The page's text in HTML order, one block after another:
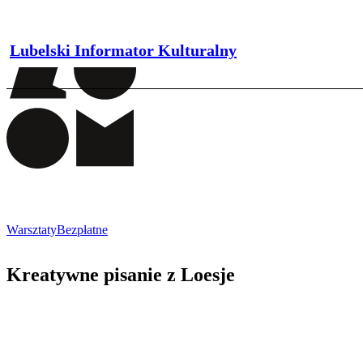
Lubelski Informator Kulturalny
WarsztatyBezpłatne
Kreatywne pisanie z Loesje